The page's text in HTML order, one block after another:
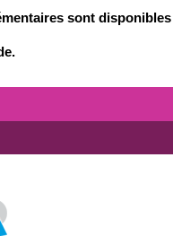
sont disponibles